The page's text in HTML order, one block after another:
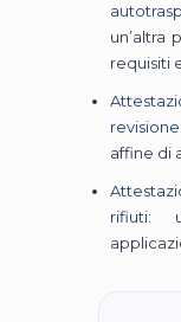
un’altra
requisiti
revisione
affine di
rifiuti: